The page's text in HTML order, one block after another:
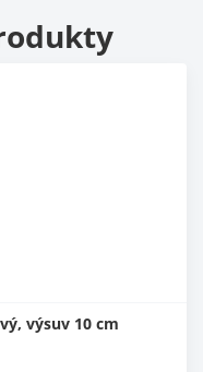
výsuv 10 cm